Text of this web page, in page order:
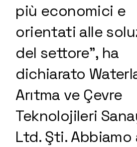
più economici e
orientati alle
del settore”, ha
dichiarato
Arıtma ve Çevre
Teknolojileri
Ltd. Şti. Abbiamo